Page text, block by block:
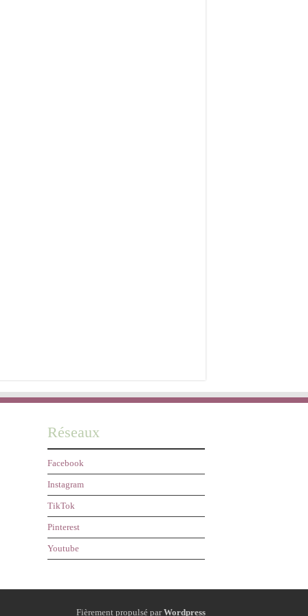
Réseaux
Facebook
Instagram
TikTok
Pinterest
Youtube
Fièrement propulsé parWordpress